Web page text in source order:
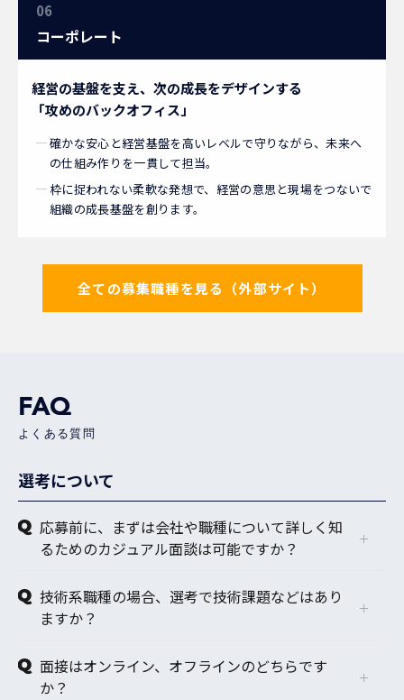
06
コーポレート
経営の基盤を支え、次の成長をデザインする
「攻めのバックオフィス」
確かな安心と経営基盤を高いレベルで守りながら、未来へ
の仕組み作りを一貫して担当。
枠に捉われない柔軟な発想で、経営の意思と現場をつないで
組織の成長基盤を創ります。
全ての募集職種を見る（外部サイト）
FAQ
よくある質問
選考について
応募前に、まずは会社や職種について詳しく知
るためのカジュアル面談は可能ですか？
技術系職種の場合、選考で技術課題などはあり
ますか？
面接はオンライン、オフラインのどちらです
か？